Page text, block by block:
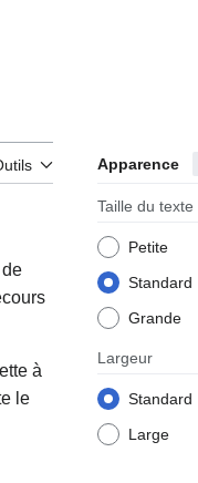
Apparence
Taille du texte
Petite
Standard
Grande
Largeur
Standard
Large
à
le